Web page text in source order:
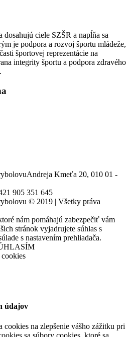
ciele SZŠR a napĺňa sa
je podpora a rozvoj športu mládeže,
športovej reprezentácie na
integrity športu a podpora zdravého
Andreja Kmeťa 20, 010 01 -
905 351 645
© 2019 | Všetky práva
nám pomáhajú zabezpečiť vám
stránok vyjadrujete súhlas s
s nastavením prehliadača.
údajov
cookies na zlepšenie vášho zážitku pri
sa súbory cookies, ktoré sa